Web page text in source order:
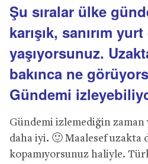
Şu sıralar ülke
karışık, sanırım yurt
yaşıyorsunuz.
bakınca ne
Gündemi
Gündemi izlemediğin zaman
daha iyi. 🙂 Maalesef uzakta
kopamıyorsunuz haliyle.